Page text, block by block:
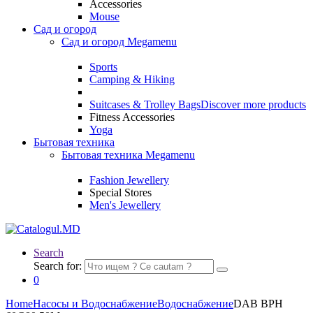
Accessories
Mouse
Сад и огород
Сад и огород Megamenu
Sports
Camping & Hiking
Suitcases & Trolley BagsDiscover more products
Fitness Accessories
Yoga
Бытовая техника
Бытовая техника Megamenu
Fashion Jewellery
Special Stores
Men's Jewellery
Search
Search for:
0
HomeНасосы и ВодоснабжениеВодоснабжениеDAB BPH